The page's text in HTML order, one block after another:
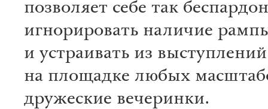
позволяет себе так
игнорировать наличие
и устраивать из выступлений
на площадке любых
дружеские вечеринки.